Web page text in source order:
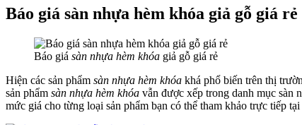
Báo giá sàn nhựa hèm khóa giả gỗ giá rẻ
Báo giá sàn nhựa hèm khóa giả gỗ giá rẻ
Hiện các sản phẩm sàn nhựa hèm khóa khá phổ biến trên thị
sản phẩm sàn nhựa hèm khóa vẫn được xếp trong danh mục
mức giá cho từng loại sản phẩm bạn có thể tham khảo trực tiếp tại